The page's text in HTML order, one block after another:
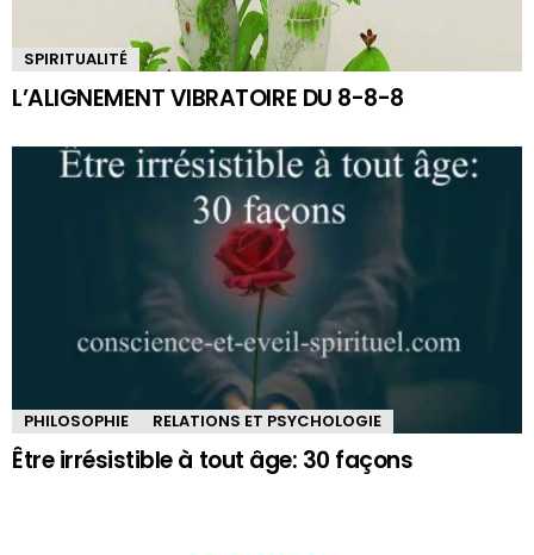
SPIRITUALITÉ
L’ALIGNEMENT VIBRATOIRE DU 8-8-8
PHILOSOPHIE RELATIONS ET PSYCHOLOGIE
Être irrésistible à tout âge: 30 façons